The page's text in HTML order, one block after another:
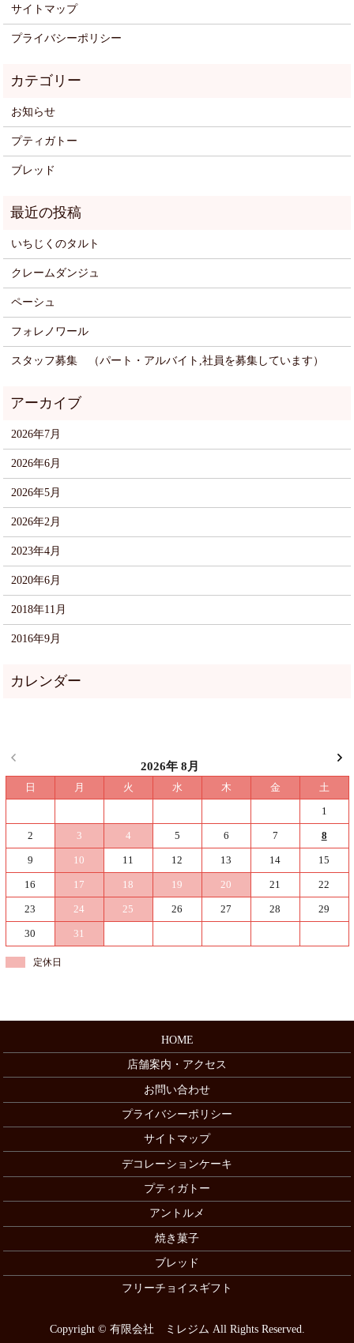
サイトマップ
プライバシーポリシー
お知らせ
プティガトー
ブレッド
いちじくのタルト
クレームダンジュ
ペーシュ
フォレノワール
スタッフ募集 （パート・アルバイト,社員を募集しています）
2026年7月
2026年6月
2026年5月
2026年2月
2023年4月
2020年6月
2018年11月
2016年9月
2026年 8月
日 月 火 水 木 金
土
1
2 3 4 5 6 7 8
9 10 11 12 13 14 15
16 17 18 19 20 21 22
23 24 25 26 27 28 29
30 31
定休日
HOME
店舗案内・アクセス
お問い合わせ
プライバシーポリシー
サイトマップ
デコレーションケーキ
プティガトー
アントルメ
焼き菓子
ブレッド
フリーチョイスギフト
Copyright © 有限会社 ミレジム All Rights Reserved.